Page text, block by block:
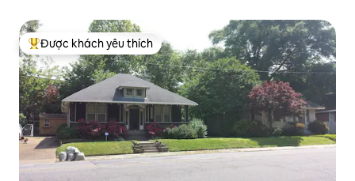
Được khách yêu thích nhất
Được khách yêu thích